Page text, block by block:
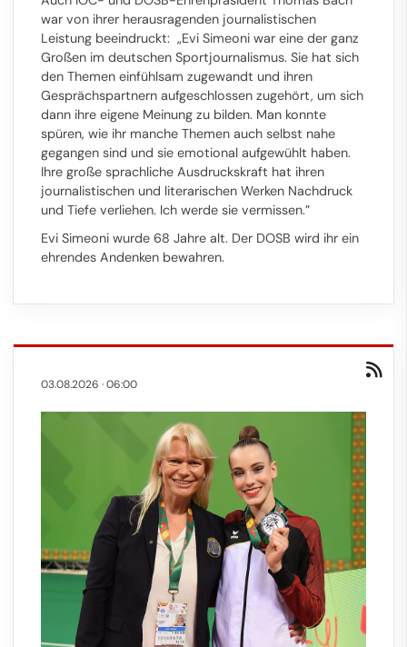
war von ihrer herausragenden journalistischen
Leistung beeindruckt: „Evi Simeoni war eine der ganz
Großen im deutschen Sportjournalismus. Sie hat sich
den Themen einfühlsam zugewandt und ihren
Gesprächspartnern aufgeschlossen zugehört, um sich
dann ihre eigene Meinung zu bilden. Man konnte
spüren, wie ihr manche Themen auch selbst nahe
gegangen sind und sie emotional aufgewühlt haben.
Ihre große sprachliche Ausdruckskraft hat ihren
journalistischen und literarischen Werken Nachdruck
und Tiefe verliehen. Ich werde sie vermissen.”
Evi Simeoni wurde 68 Jahre alt. Der DOSB wird ihr ein
ehrendes Andenken bewahren.
03.08.2026 ·06:00